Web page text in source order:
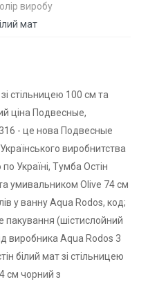
виробу
мат
стільницею 100 см та
ціна Подвесные,
- це нова Подвесные
виробнитства
Україні, Тумба Остiн
умивальником Olive 74 см
у ванну Aqua Rodos, код;
пакування (шістислойний
виробника Aqua Rodos 3
білий мат зі стільницею
см чорний з